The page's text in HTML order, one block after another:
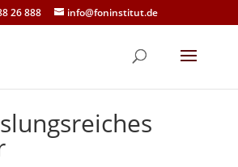
26 888 info@foninstitut.de